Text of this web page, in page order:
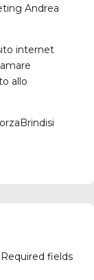
Andrea
internet
allo
fields